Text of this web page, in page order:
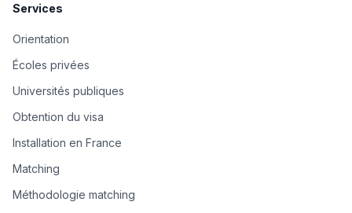
Services
Orientation
Écoles privées
Universités publiques
Obtention du visa
Installation en France
Matching
Méthodologie matching